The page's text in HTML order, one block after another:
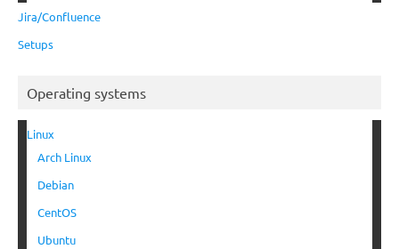
Jira/Confluence
Setups
Operating systems
Linux
Arch Linux
Debian
CentOS
Ubuntu